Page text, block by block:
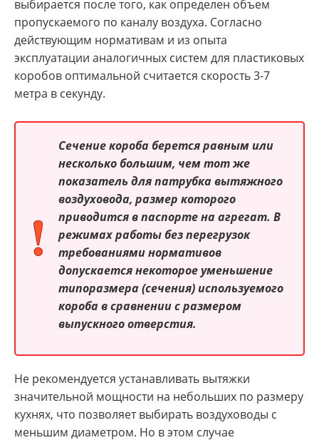
выбирается после того, как определен объем
пропускаемого по каналу воздуха. Согласно
действующим нормативам и из опыта
эксплуатации аналогичных систем для пластиковых
коробов оптимальной считается скорость 3-7
метра в секунду.
Сечение короба берется равным или
несколько большим, чем тот же
показатель для патрубка вытяжного
воздуховода, размер которого
приводится в паспорте на агрегат. В
режимах работы без перегрузок
требованиями нормативов
допускается некоторое уменьшение
типоразмера (сечения) используемого
короба в сравнении с размером
выпускного отверстия.
Не рекомендуется устанавливать вытяжки
значительной мощности на небольших по размеру
кухнях, что позволяет выбирать воздуховоды с
меньшим диаметром. Но в этом случае